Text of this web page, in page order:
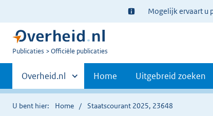
Ter
informatie:
Mogelijk ervaart u
U
Publicaties Officiële publicaties
Primaire
navigatie
Andere
sites
binnen
Overheid.nl Home Uitgebreid zoeken
U bent hier: Home Staatscourant 2025, 23648